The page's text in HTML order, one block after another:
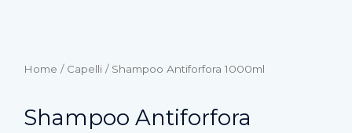
Home / Capelli / Shampoo Antiforfora 1000ml
Shampoo Antiforfora